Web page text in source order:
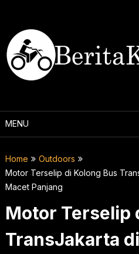
content
MENU
Home
Outdoors
Motor Terselip di Kolong Bus
Macet Panjang
Motor Terselip
TransJakarta